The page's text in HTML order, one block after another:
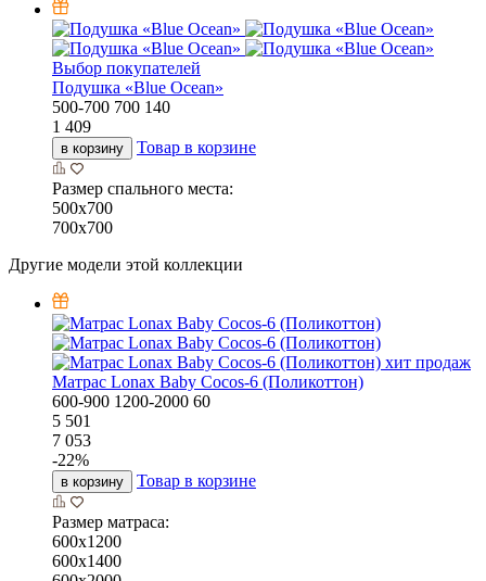
Выбор покупателей
Подушка «Bluе Ocean»
500-700 700 140
1 409
в корзину Товар в корзине
Размер спального места:
500х700
700х700
Другие модели этой коллекции
хит продаж
Матрас Lonax Baby Cocos-6 (Поликоттон)
600-900 1200-2000 60
5 501
7 053
-22%
в корзину Товар в корзине
Размер матраса:
600х1200
600х1400